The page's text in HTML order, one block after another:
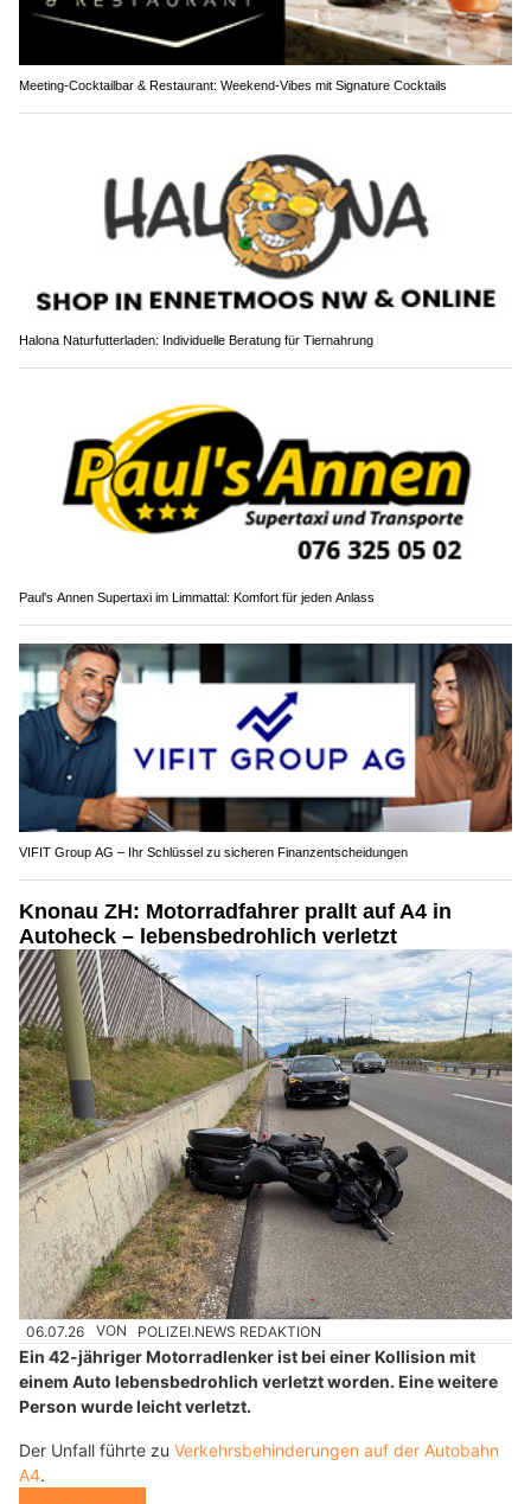
Meeting-Cocktailbar & Restaurant: Weekend-Vibes mit Signature Cocktails
Halona Naturfutterladen: Individuelle Beratung für Tiernahrung
Paul's Annen Supertaxi im Limmattal: Komfort für jeden Anlass
VIFIT Group AG – Ihr Schlüssel zu sicheren Finanzentscheidungen
Knonau ZH: Motorradfahrer prallt auf A4 in
Autoheck – lebensbedrohlich verletzt
06.07.26 VON POLIZEI.NEWS REDAKTION
Ein 42-jähriger Motorradlenker ist bei einer Kollision mit
einem Auto lebensbedrohlich verletzt worden. Eine weitere
Person wurde leicht verletzt.
Der Unfall führte zu Verkehrsbehinderungen auf der Autobahn
A4.